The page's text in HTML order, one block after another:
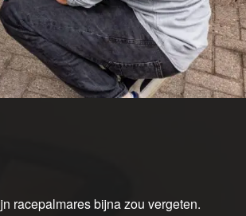
racepalmares bijna zou vergeten.